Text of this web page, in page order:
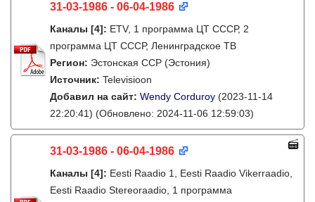
31-03-1986 - 06-04-1986
Каналы [4]: ETV, 1 программа ЦТ СССР, 2
программа ЦТ СССР, Ленинградское ТВ
Регион: Эстонская ССР (Эстония)
Источник: Televisioon
Добавил на сайт: Wendy Corduroy (2023-11-14
22:20:41) (Обновлено: 2024-11-06 12:59:03)
31-03-1986 - 06-04-1986
Каналы [4]: Eesti Raadio 1, Eesti Raadio Vikerraadio,
Eesti Raadio Stereoraadio, 1 программа